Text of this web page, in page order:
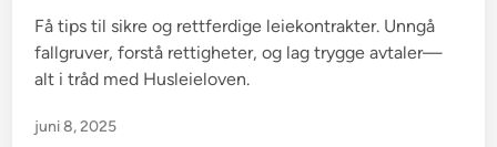
n
Få tips til sikre og rettferdige leiekontrakter. Unngå
fallgruver, forstå rettigheter, og lag trygge avtaler—
alt i tråd med Husleieloven.
juni 8, 2025